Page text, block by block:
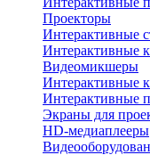
Проекторы
Интерактивные
Интерактивные
Видеомикшеры
Интерактивные
Интерактивные
Экраны для
HD-медиаплееры